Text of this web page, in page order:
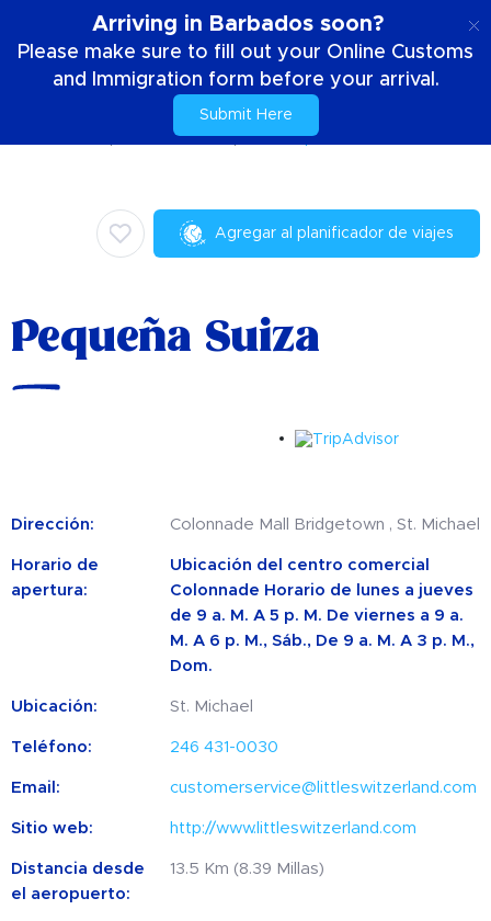
Arriving in Barbados soon?
Please make sure to fill out your Online Customs
and Immigration form before your arrival.
Submit Here
Cosas para hacer Compras Pequeña Suiza
Agregar al planificador de viajes
Pequeña Suiza
Dirección: Colonnade Mall Bridgetown , St. Michael
Horario de
apertura:
Ubicación del centro comercial
Colonnade Horario de lunes a jueves
de 9 a. M. A 5 p. M. De viernes a 9 a.
M. A 6 p. M., Sáb., De 9 a. M. A 3 p. M.,
Dom.
Ubicación: St. Michael
Teléfono: 246 431-0030
Email: customerservice@littleswitzerland.com
Sitio web: http://www.littleswitzerland.com
Distancia desde
el aeropuerto:
13.5 Km (8.39 Millas)